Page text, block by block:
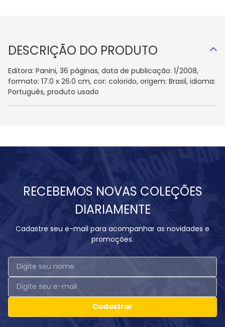
DESCRIÇÃO DO PRODUTO
Editora: Panini, 36 páginas, data de publicação: 1/2008,
formato: 17.0 x 26.0 cm, cor: colorido, origem: Brasil, idioma:
Português, produto usado
RECEBEMOS NOVAS COLEÇÕES
DIARIAMENTE
Cadastre seu e-mail para acompanhar as novidades e
promoções.
Cadastrar